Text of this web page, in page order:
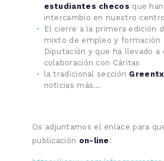
estudiantes checos que
intercambio en nuestro
El cierre a la primera edición
mixto de empleo y formación
Diputación y que ha llevado a
colaboración con Cáritas
la tradicional sección
noticias más…
Os adjuntamos el enlace para
publicación on-line :